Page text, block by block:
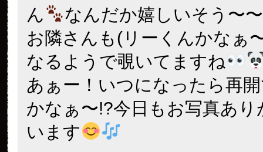
ん
なんだか嬉しいそう〜〜
お隣さんも(リーくんかなぁ
なるようで覗いてますね
あぁー！いつになったら再
かなぁ〜!?今日もお写真あ
います